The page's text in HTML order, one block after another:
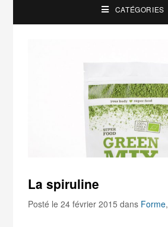
CATÉGORIES
La spiruline
Posté le 24 février 2015dans Forme,